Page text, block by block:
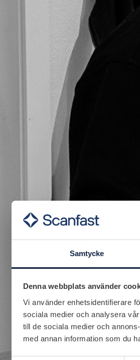
Samtycke
Denna webbplats använder
Vi använder enhetsidentifierare
sociala medier och analysera
till de sociala medier och
med annan information som du